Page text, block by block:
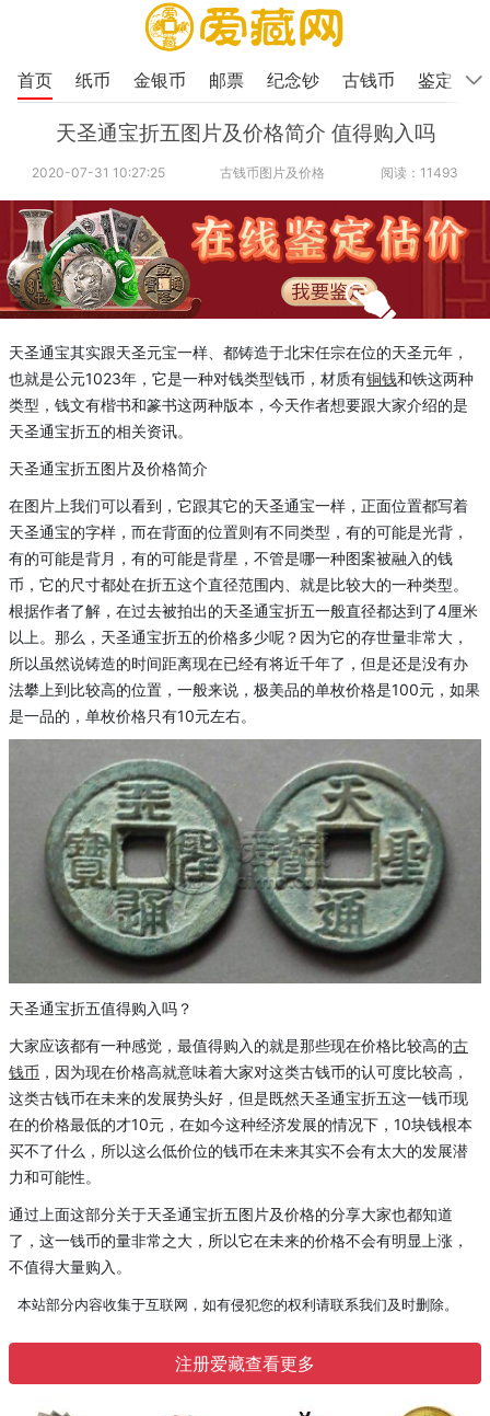
首页 纸币 金银币 邮票 纪念钞 古钱币 鉴定
天圣通宝折五图片及价格简介 值得购入吗
2020-07-31 10:27:25 古钱币图片及价格 阅读：11493
天圣通宝其实跟天圣元宝一样 都铸造于北宋任宗在位的天圣元年，
也就是公元1023年，它是一种对钱类型钱币 ， 材质有铜钱和铁这两种
类型 ， 钱文有楷书和篆书这两种版本，今天作者想要跟大家介绍的是
天圣通宝折五的相关资讯。
天圣通宝折五图片及价格简介
在图片上我们可以看到 ， 它跟其它的天圣通宝一样，正面位置都写着
天圣通宝的字样，而在背面的位置则有不同类型 ，有的可能是光背，
有的可能是背月，有的可能是背星 ，不管是哪一种图案被融入的钱
币 ，它的尺寸都处在折五这个直径范围内 就是比较大的一种类型。
根据作者了解 ， 在过去被拍出的天圣通宝折五一般直径都达到了4厘米
以上。那么 ， 天圣通宝折五的价格多少呢？因为它的存世量非常大，
所以虽然说铸造的时间距离现在已经有将近千年了， 但是还是没有办
法攀上到比较高的位置，一般来说 ， 极美品的单枚价格是100元，如果
是一品的 ， 单枚价格只有10元左右。
天圣通宝折五值得购入吗？
大家应该都有一种感觉，最值得购入的就是那些现在价格比较高的古
钱币 ，因为现在价格高就意味着大家对这类古钱币的认可度比较高，
这类古钱币在未来的发展势头好 ， 但是既然天圣通宝折五这一钱币现
在的价格最低的才10元，在如今这种经济发展的情况下， 10块钱根本
买不了什么，所以这么低价位的钱币在未来其实不会有太大的发展潜
力和可能性。
通过上面这部分关于天圣通宝折五图片及价格的分享大家也都知道
了，这一钱币的量非常之大，所以它在未来的价格不会有明显上涨，
不值得大量购入。
本站部分内容收集于互联网，如有侵犯您的权利请联系我们及时删除。
注册爱藏查看更多